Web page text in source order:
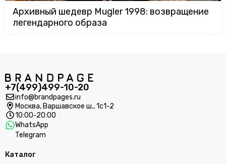
Архивный шедевр Mugler 1998: возвращение
легендарного образа
+7(499)499-10-20
info@brandpages.ru
Москва, Варшавское ш., 1с1-2
10:00-20:00
WhatsApp
Telegram
Каталог